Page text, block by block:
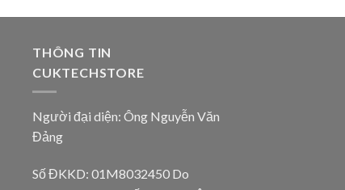
THÔNG TIN
CUKTECHSTORE
Người đại diện: Ông Nguyễn Văn
Đảng
Số ĐKKD: 01M8032450 Do